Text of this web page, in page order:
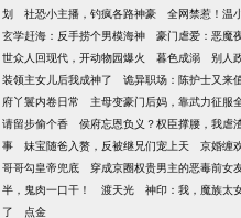
划
社恐小主播，钓疯各路神豪 全网禁惹！温
玄学赶海：反手捞个男模海神
豪门虐爱：恶魔
世众人回现代，开动物园爆火
暮色成溺 别人
装领主女儿后我成神了
诡异职场：陈护士又来
府丫鬟内卷日常
主母变豪门后妈，靠武力征服
请留步偷个香
侯府忘恩负义？权臣撑腰，我虐
事
妹宝随爸入赘，反被继兄们宠上天 京婚缠
哥哥勾皇帝兜底
穿成京圈权贵男主的恶毒前女
半，鬼肉一口干！
渡天光 神印：我，魔族太
了
点金